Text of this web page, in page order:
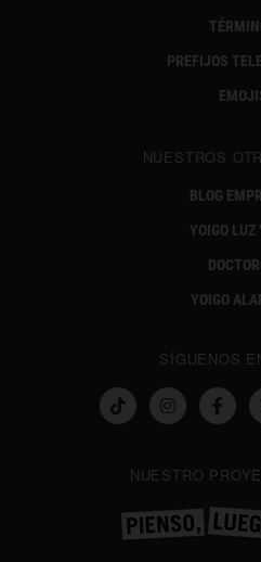
PREFIJOS
NUESTROS
BLOG
YOIGO LUZ
YOIGO
SÍGUENOS
NUESTRO